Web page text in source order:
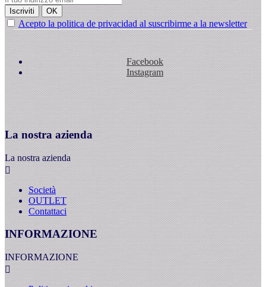
Iscriviti OK
Acepto la politica de privacidad al suscribirme a la newsletter
Facebook
Instagram
La nostra azienda
La nostra azienda

Società
OUTLET
Contattaci
INFORMAZIONE
INFORMAZIONE
